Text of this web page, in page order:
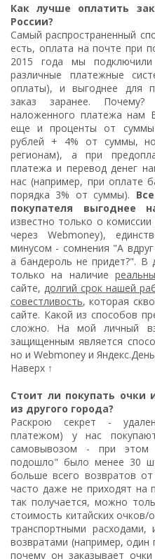
Как лучше оплатить
России?
Самый распространенный
есть, оплата на почте при
2015 года мы
различные платежные
оплаты), и выгоднее для
заказ заранее.
наложенного платежа нам
еще и проценты от
рублей + 4% от суммы,
регионам), а при
платежа и перевод денег
нас (например, при оплате
порядка 3% от суммы).
покупателя выгоднее
известно только о
через Webmoney),
минусом - сомнения "А
а бандероль не придет?". В
только на наличие
сайте, долгий срок нашей
совестливость, которая
сайте. Какой из способов
сложно. На мой личный
защищенным является
но и Webmoney и
Наверх ↑
Стоит ли покупать очки
из другого города?
Раскрою секрет -
платежом) у нас
самовывозом - при этом
подошло" было менее 30
больше всего возвратов
часто даже не приходят на
так получается, можно
стоимость китайских
транспортными
возвратами (например, один
почему он заказывает